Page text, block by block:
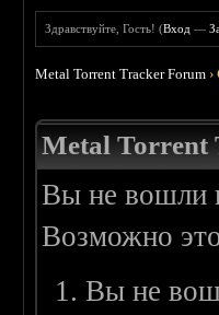
Здравствуйте, Гость! (Вход —
Metal Torrent Tracker Forum ›
Metal Torrent
Вы не вошли
Возможно
Вы не